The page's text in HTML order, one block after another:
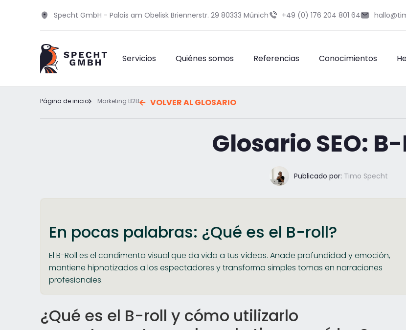
Specht GmbH - Palais am Obelisk Briennerstr. 29 80333 Múnich +49 (0) 176 204 801 64
Servicios Quiénes somos Referencias Conocimientos
Página de inicio Marketing B2B VOLVER AL GLOSARIO
Glosario SEO:
Publicado por: Timo Specht
En pocas palabras: ¿Qué es el B-roll?
El B-Roll es el condimento visual que da vida a tus vídeos. Añade profundidad y emoción,
mantiene hipnotizados a los espectadores y transforma simples tomas en narraciones
profesionales.
¿Qué es el B-roll y cómo utilizarlo